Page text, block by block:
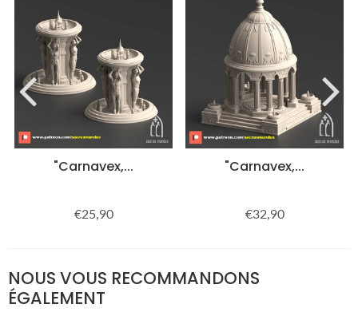
"Carnavex,...
Prix
€25,90€25,90
"Carnavex,...
Prix
€32,90€32,90
NOUS VOUS RECOMMANDONS
ÉGALEMENT